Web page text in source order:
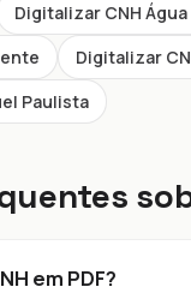
Digitalizar CNH Água
Digitalizar
Paulista
em PDF?